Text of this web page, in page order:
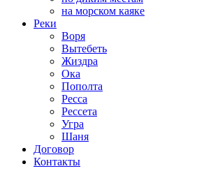
на морском каяке
Реки
Воря
Вытебеть
Жиздра
Ока
Пополта
Ресса
Рессета
Угра
Шаня
Договор
Контакты